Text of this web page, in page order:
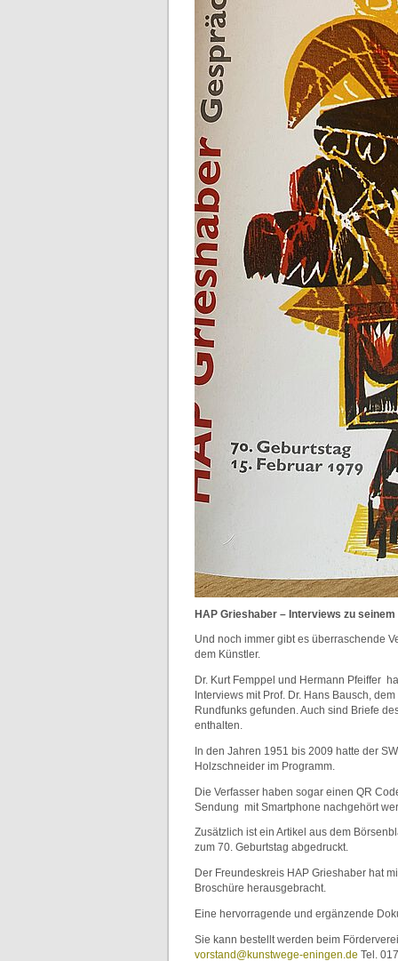
HAP Grieshaber – Interviews zu
Und noch immer gibt es überraschende
dem Künstler.
Dr. Kurt Femppel und Hermann Pfeiffer
Interviews mit Prof. Dr. Hans Bausch,
Rundfunks gefunden. Auch sind Briefe
enthalten.
In den Jahren 1951 bis 2009 hatte der
Holzschneider im Programm.
Die Verfasser haben sogar einen QR
Sendung mit Smartphone nachgehört
Zusätzlich ist ein Artikel aus dem
zum 70. Geburtstag abgedruckt.
Der Freundeskreis HAP Grieshaber hat
Broschüre herausgebracht.
Eine hervorragende und ergänzende
Sie kann bestellt werden beim
vorstand@kunstwege-eningen.de Tel.